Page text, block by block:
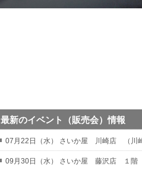
最新のイベント（販売会）情報
07月22日（水） さいか屋 川崎店 （川
09月30日（水） さいか屋 藤沢店 １階